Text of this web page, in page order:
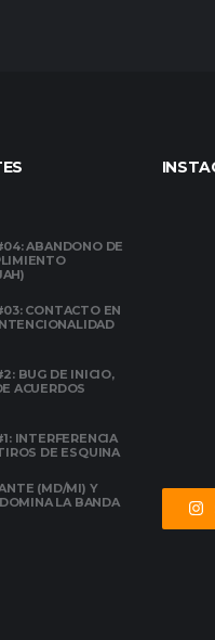
ABANDONO DE
CONTACTO EN
BUG DE INICIO,
ACUERDOS
INTERFERENCIA
DE ESQUINA
(MD/MI) Y
DOMINA LA BANDA